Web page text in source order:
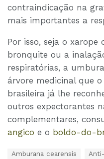
contraindicação na
mais importantes a
Por isso, seja o
bronquite ou a
respiratórias, a
árvore medicinal que
brasileira já lhe
outros expectorantes
complementares,
angico e o boldo-do-
Amburana cearensis